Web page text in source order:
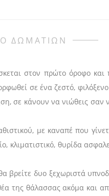
ΔΩΜΑΤΙΩΝ
στον πρώτο όροφο και
σε ένα ζεστό,
σε κάνουν να νιώθεις σαν
με καναπέ που
κλιματιστικό, θυρίδα
βρείτε δυο ξεχωριστά
της θάλασσας ακόμα και